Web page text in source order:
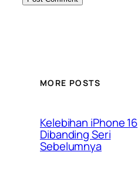
MORE POSTS
Kelebihan iPhone 16
Dibanding Seri
Sebelumnya